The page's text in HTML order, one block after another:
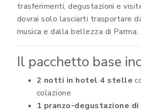
trasferimenti, degustazioni e
dovrai solo lasciarti trasportare
musica e dalla bellezza di Parma.
Il pacchetto base
2 notti in hotel 4 stelle
colazione
1 pranzo-degustazione